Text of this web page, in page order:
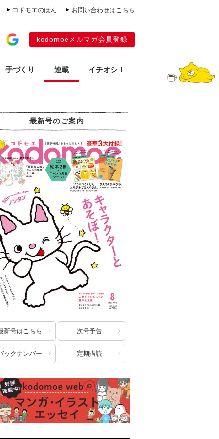
コドモエのほん お問い合わせはこちら
kodomoeメルマガ会員登録
手づくり 連載 イチオシ！
最新号のご案内
新号はこちら 次号予告
ックナンバー 定期購読